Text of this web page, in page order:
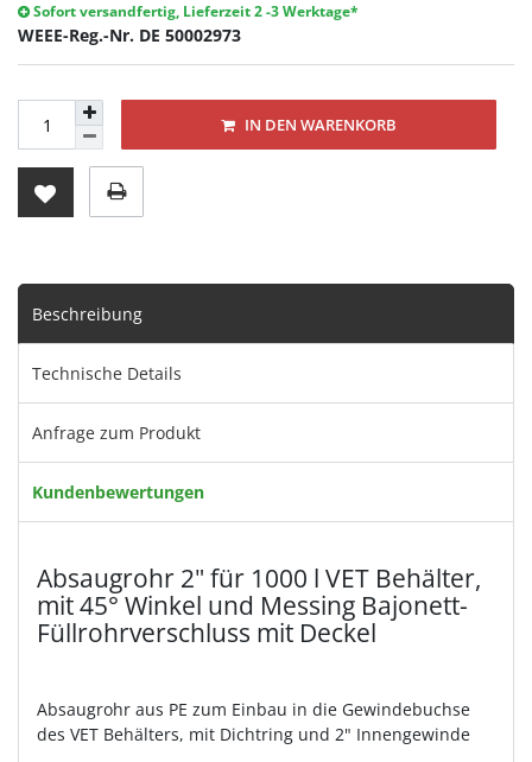
Sofort versandfertig, Lieferzeit 2 -3 Werktage*
WEEE-Reg.-Nr. DE 50002973
IN DEN WARENKORB
Beschreibung
Technische Details
Anfrage zum Produkt
Kundenbewertungen
Absaugrohr 2" für 1000 l VET Behälter,
mit 45° Winkel und Messing Bajonett-
Füllrohrverschluss mit Deckel
Absaugrohr aus PE zum Einbau in die Gewindebuchse
des VET Behälters, mit Dichtring und 2" Innengewinde